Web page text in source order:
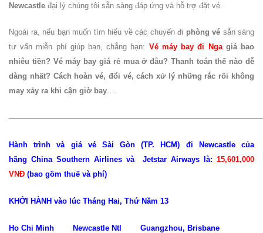
Newcastle đại lý chúng tôi sẵn sàng đáp ứng và hỗ trợ đặt vé.
Ngoài ra, nếu bạn muốn tìm hiểu về các chuyến đi phòng vé sẵn sàng
tư vấn miễn phí giúp bạn, chẳng hạn: Vé máy bay đi Nga giá bao
nhiêu tiền? Vé máy bay giá rẻ mua ở đâu? Thanh toán thế nào dễ
dàng nhất? Cách hoàn vé, đổi vé, cách xử lý những rắc rối không
may xảy ra khi cận giờ bay….
Hành trình và giá vé Sài Gòn (TP. HCM) đi Newcastle của
hãng China Southern Airlines và Jetstar Airways là: 15,601,000
VNĐ (bao gồm thuế và phí)
KHỞI HÀNH vào lúc Tháng Hai, Thứ Năm 13
Ho Chi Minh Newcastle Ntl Guangzhou, Brisbane